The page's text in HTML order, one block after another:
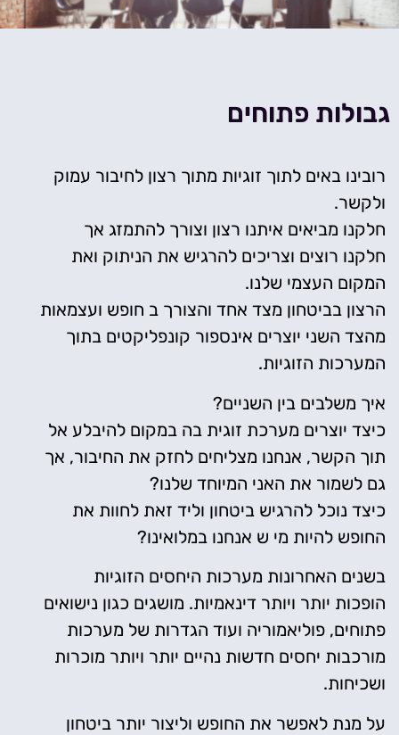
גבולות פתוחים
רובינו באים לתוך זוגיות מתוך רצון לחיבור עמוק
ולקשר.
חלקנו מביאים איתנו רצון וצורך להתמזג אך
חלקנו רוצים וצריכים להרגיש את הניתוק ואת
המקום העצמי שלנו.
הרצון בביטחון מצד אחד והצורך ב חופש ועצמאות
מהצד השני יוצרים אינספור קונפליקטים בתוך
המערכות הזוגיות.
איך משלבים בין השניים?
כיצד יוצרים מערכת זוגית בה במקום להיבלע אל
תוך הקשר, אנחנו מצליחים לחזק את החיבור, אך
גם לשמור את האני המיוחד שלנו?
כיצד נוכל להרגיש ביטחון וליד זאת לחוות את
החופש להיות מי ש אנחנו במלואינו?
בשנים האחרונות מערכות היחסים הזוגיות
הופכות יותר ויותר דינאמיות. מושגים כגון נישואים
פתוחים, פוליאמוריה ועוד הגדרות של מערכות
מורכבות יחסים חדשות נהיים יותר ויותר מוכרות
ושכיחות.
על מנת לאפשר את החופש וליצור יותר ביטחון